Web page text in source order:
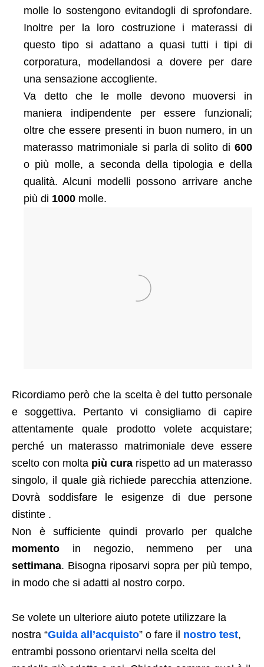
molle lo sostengono evitandogli di sprofondare.
Inoltre per la loro costruzione i materassi di
questo tipo si adattano a quasi tutti i tipi di
corporatura, modellandosi a dovere per dare
una sensazione accogliente.
Va detto che le molle devono muoversi in
maniera indipendente per essere funzionali;
oltre che essere presenti in buon numero, in un
materasso matrimoniale si parla di solito di 600
o più molle, a seconda della tipologia e della
qualità. Alcuni modelli possono arrivare anche
più di 1000 molle.
Ricordiamo però che la scelta è del tutto personale
e soggettiva. Pertanto vi consigliamo di capire
attentamente quale prodotto volete acquistare;
perché un materasso matrimoniale deve essere
scelto con molta più cura rispetto ad un materasso
singolo, il quale già richiede parecchia attenzione.
Dovrà soddisfare le esigenze di due persone
distinte .
Non è sufficiente quindi provarlo per qualche
momento in negozio, nemmeno per una
settimana. Bisogna riposarvi sopra per più tempo,
in modo che si adatti al nostro corpo.
Se volete un ulteriore aiuto potete utilizzare la
nostra “Guida all’acquisto” o fare il nostro test,
entrambi possono orientarvi nella scelta del